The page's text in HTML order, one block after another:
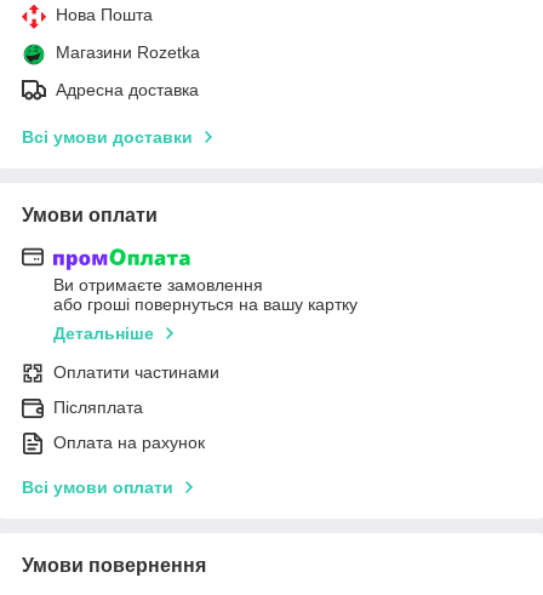
Нова Пошта
Магазини Rozetka
Адресна доставка
Всі умови доставки
Умови оплати
Ви отримаєте замовлення
або гроші повернуться на вашу картку
Детальніше
Оплатити частинами
Післяплата
Оплата на рахунок
Всі умови оплати
Умови повернення